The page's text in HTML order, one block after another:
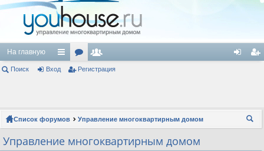
На главную
с
и
ор ол
ат
ел
ац
Поиск Вход Регистрация
Список форумов
Управление многоквартирным домом
Управление многоквартирным домом